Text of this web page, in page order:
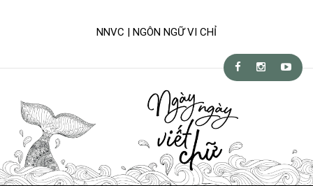
NNVC | NGÔN NGỮ VI CHỈ